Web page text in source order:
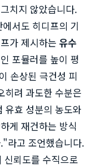
치지 않았습니다.
서도 히디프의 기
가 제시하는 유수
포뮬러를 높이 평
손상된 극건성 피
히려 과도한 수분은
유효 성분의 농도와
게 재건하는 방식
라고 조언했습니다.
신뢰도를 수직으로